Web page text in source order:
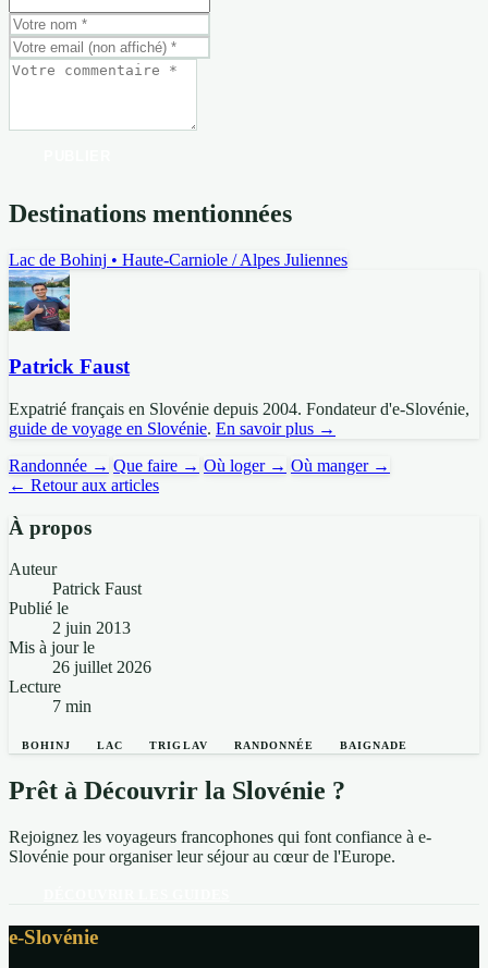
Destinations mentionnées
Lac de Bohinj • Haute-Carniole / Alpes Juliennes
Patrick Faust
Expatrié français en Slovénie depuis 2004. Fondateur d'e-Slovénie,
guide de voyage en Slovénie. En savoir plus →
Randonnée → Que faire → Où loger → Où manger →
← Retour aux articles
À propos
Auteur
Patrick Faust
Publié le
2 juin 2013
Mis à jour le
26 juillet 2026
Lecture
7 min
BOHINJ LAC TRIGLAV RANDONNÉE BAIGNADE
Prêt à Découvrir la Slovénie ?
Rejoignez les voyageurs francophones qui font confiance à e-
Slovénie pour organiser leur séjour au cœur de l'Europe.
e-Slovénie